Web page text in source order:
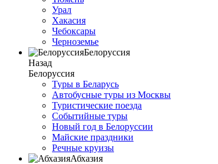
Урал
Хакасия
Чебоксары
Черноземье
Белоруссия
Назад
Белоруссия
Туры в Беларусь
Автобусные туры из Москвы
Туристические поезда
Событийные туры
Новый год в Белоруссии
Майские праздники
Речные круизы
Абхазия